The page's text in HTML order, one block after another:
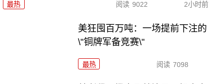
最热 阅读 9022 2小时前
美狂囤百万吨：一场提前下注的
\"铜牌军备竞赛\"
最热 阅读 7098